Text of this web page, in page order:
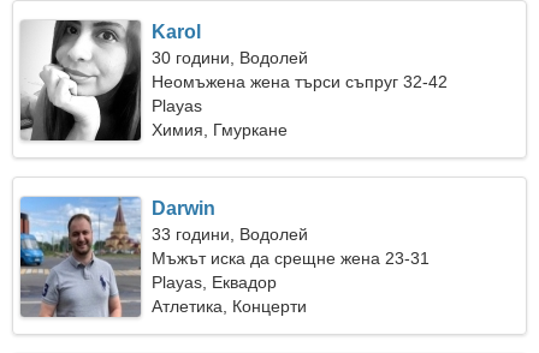
Karol
30 години, Водолей
Неомъжена жена търси съпруг 32-42
Playas
Химия, Гмуркане
Darwin
33 години, Водолей
Мъжът иска да срещне жена 23-31
Playas, Еквадор
Атлетика, Концерти